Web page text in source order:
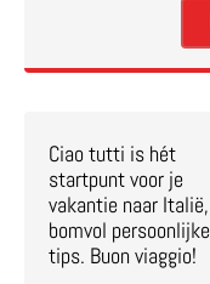
Ciao tutti is hét
startpunt voor je
vakantie naar Italië,
bomvol persoonlijke
tips. Buon viaggio!